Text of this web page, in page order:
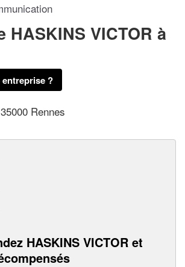
HASKINS VICTOR à
?
Rennes
HASKINS VICTOR et